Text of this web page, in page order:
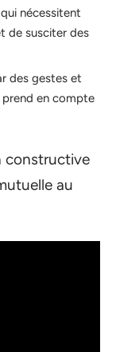
nécessitent
de susciter des
des gestes et
prend en compte
constructive
au